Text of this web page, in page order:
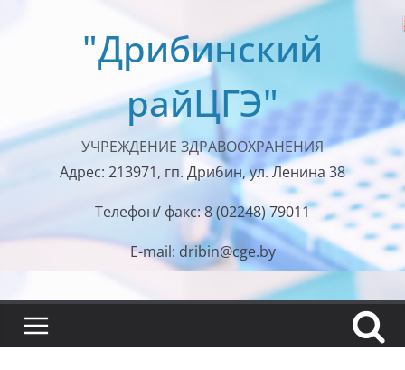
содержимому"Дрибинский
райЦГЭ"
УЧРЕЖДЕНИЕ ЗДРАВООХРАНЕНИЯ
Адрес: 213971, гп. Дрибин, ул. Ленина 38
Телефон/ факс: 8 (02248) 79011
E-mail: dribin@cge.by